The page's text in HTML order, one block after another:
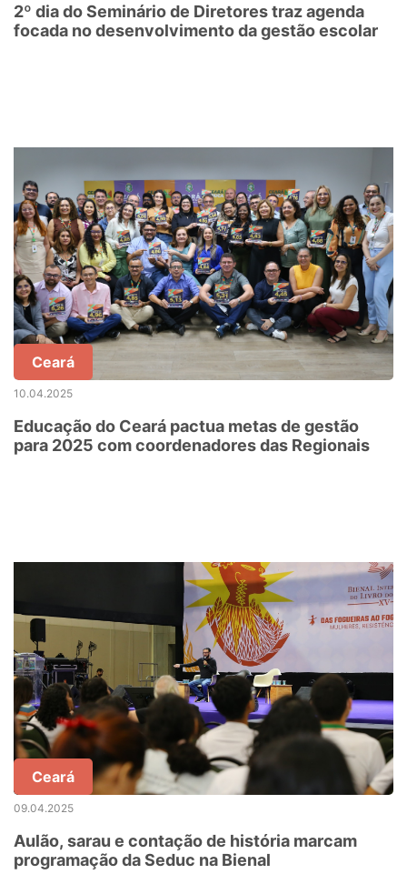
2º dia do Seminário de Diretores traz agenda
focada no desenvolvimento da gestão escolar
Ceará
10.04.2025
Educação do Ceará pactua metas de gestão
para 2025 com coordenadores das Regionais
Ceará
09.04.2025
Aulão, sarau e contação de história marcam
programação da Seduc na Bienal